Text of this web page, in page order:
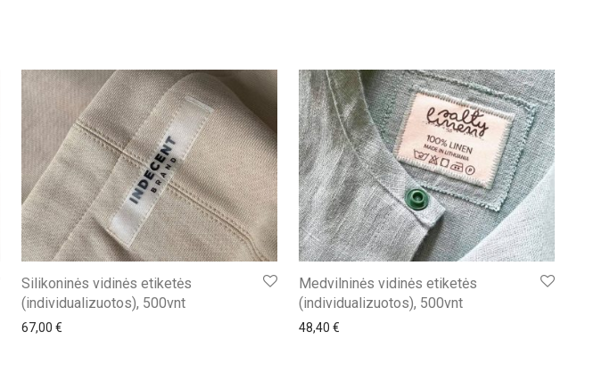
Silikoninės vidinės etiketės
(individualizuotos), 500vnt
67,00 €
Medvilninės vidinės etiketės
(individualizuotos), 500vnt
48,40 €